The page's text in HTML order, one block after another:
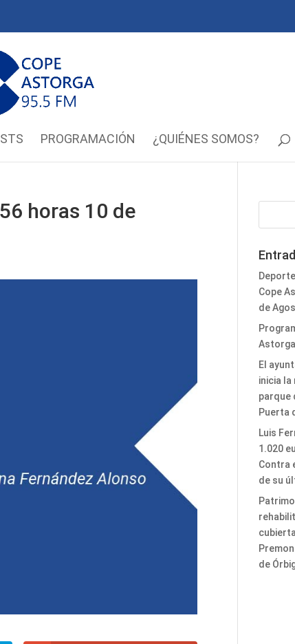
PROGRAMACIÓN ¿QUIÉNES SOMOS?
horas 10 de
Cope
de
El
inicia la
parque
Puerta
Luis
1.020
Contra
de su
de